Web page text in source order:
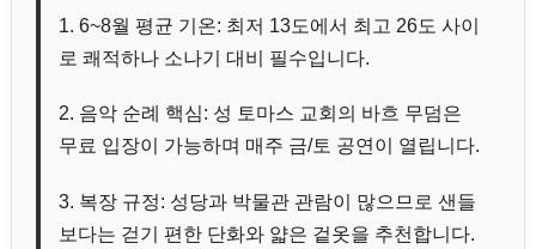
1. 6~8월 평균 기온: 최저 13도에서 최고 26도 사이
로 쾌적하나 소나기 대비 필수입니다.
2. 음악 순례 핵심: 성 토마스 교회의 바흐 무덤은
무료 입장이 가능하며 매주 금/토 공연이 열립니다.
3. 복장 규정: 성당과 박물관 관람이 많으므로 샌들
보다는 걷기 편한 단화와 얇은 겉옷을 추천합니다.